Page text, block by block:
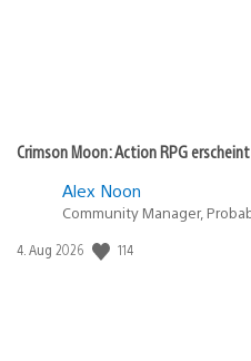
Crimson Moon: Action RPG
Alex Noon
Community Manager,
Veröffentlichungsdatum:
4. Aug 2026 114